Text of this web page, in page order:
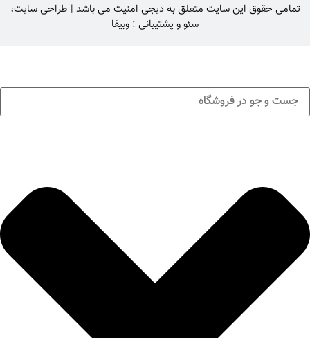
تمامی حقوق این سایت متعلق بهدیجی امنیت می باشد | طراحی سایت،
سئوو پشتیبانی : وبیفا